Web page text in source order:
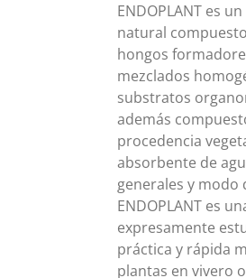
ENDOPLANT es
natural
hongos
mezclados
substratos
además
procedencia
absorbente de
generales y modo
ENDOPLANT es
expresamente
práctica y rápida
plantas en vivero